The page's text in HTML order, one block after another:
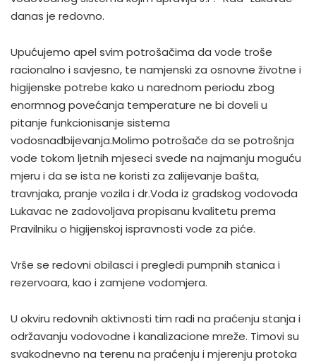
danas je redovno.
Upućujemo apel svim potrošačima da vode troše
racionalno i savjesno, te namjenski za osnovne životne i
higijenske potrebe kako u narednom periodu zbog
enormnog povećanja temperature ne bi doveli u
pitanje funkcionisanje sistema
vodosnadbijevanja.Molimo potrošače da se potrošnja
vode tokom ljetnih mjeseci svede na najmanju moguću
mjeru i da se ista ne koristi za zalijevanje bašta,
travnjaka, pranje vozila i dr.Voda iz gradskog vodovoda
Lukavac ne zadovoljava propisanu kvalitetu prema
Pravilniku o higijenskoj ispravnosti vode za piće.
Vrše se redovni obilasci i pregledi pumpnih stanica i
rezervoara, kao i zamjene vodomjera.
U okviru redovnih aktivnosti tim radi na praćenju stanja i
održavanju vodovodne i kanalizacione mreže. Timovi su
svakodnevno na terenu na praćenju i mjerenju protoka